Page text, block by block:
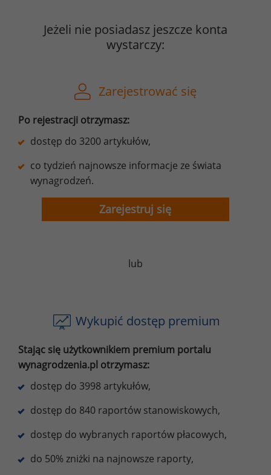
Jeżeli nie posiadasz jeszcze konta
wystarczy:
Zarejestrować się
Po rejestracji otrzymasz:
dostęp do 3200 artykułów,
co tydzień najnowsze informacje ze świata
wynagrodzeń.
Zarejestruj się
lub
Wykupić dostęp premium
Stając się użytkownikiem premium portalu
wynagrodzenia.pl otrzymasz:
dostęp do 3998 artykułów,
dostęp do 840 raportów stanowiskowych,
dostęp do wybranych raportów płacowych,
do 50% zniżki na najnowsze raporty,